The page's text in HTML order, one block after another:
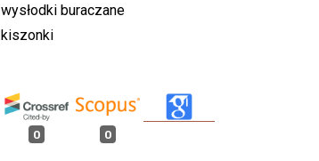
wysłodki buraczane
kiszonki
0 0